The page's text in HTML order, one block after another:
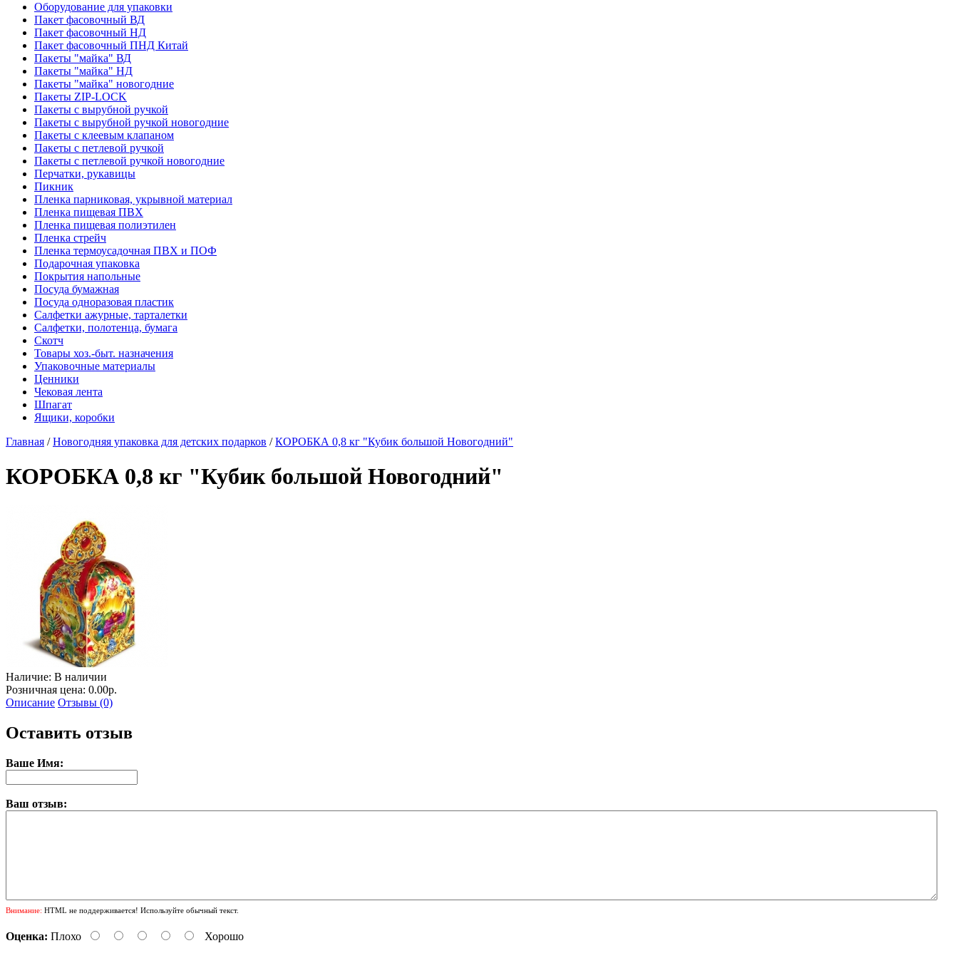
Оборудование для упаковки
Пакет фасовочный ВД
Пакет фасовочный НД
Пакет фасовочный ПНД Китай
Пакеты "майка" ВД
Пакеты "майка" НД
Пакеты "майка" новогодние
Пакеты ZIP-LOCK
Пакеты с вырубной ручкой
Пакеты с вырубной ручкой новогодние
Пакеты с клеевым клапаном
Пакеты с петлевой ручкой
Пакеты с петлевой ручкой новогодние
Перчатки, рукавицы
Пикник
Пленка парниковая, укрывной материал
Пленка пищевая ПВХ
Пленка пищевая полиэтилен
Пленка стрейч
Пленка термоусадочная ПВХ и ПОФ
Подарочная упаковка
Покрытия напольные
Посуда бумажная
Посуда одноразовая пластик
Салфетки ажурные, тарталетки
Салфетки, полотенца, бумага
Скотч
Товары хоз.-быт. назначения
Упаковочные материалы
Ценники
Чековая лента
Шпагат
Ящики, коробки
Главная /Новогодняя упаковка для детских подарков /КОРОБКА 0,8 кг "Кубик большой Новогодний"
КОРОБКА 0,8 кг "Кубик большой Новогодний"
Наличие: В наличии
Розничная цена: 0.00р.
Описание Отзывы (0)
Оставить отзыв
Ваше Имя:
Ваш отзыв:
Внимание: HTML не поддерживается! Используйте обычный текст.
Оценка: Плохо Хорошо